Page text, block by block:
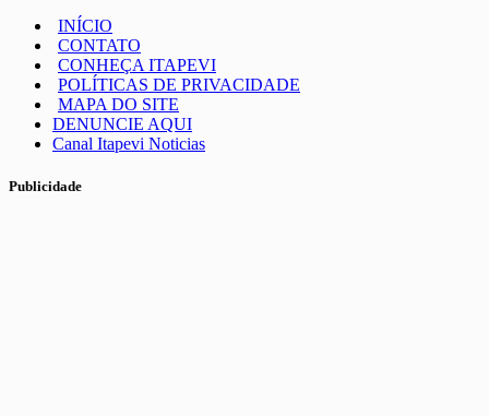
INÍCIO
CONTATO
CONHEÇA ITAPEVI
POLÍTICAS DE PRIVACIDADE
MAPA DO SITE
DENUNCIE AQUI
Canal Itapevi Noticias
Publicidade